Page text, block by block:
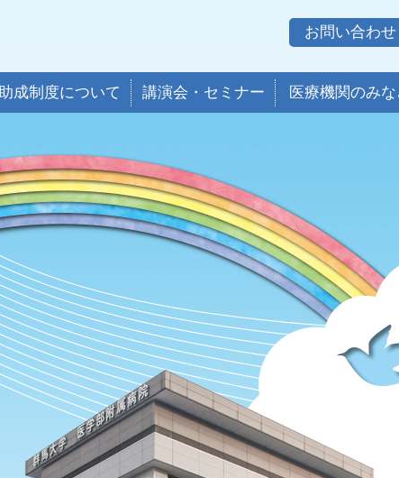
お問い合わせ
助成制度について 講演会・セミナー 医療機関のみ